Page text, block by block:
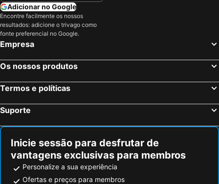
Adicionar no Google
Encontre facilmente os nossos
resultados: adicione o trivago como
fonte preferencial no Google.
Empresa
Os nossos produtos
Termos e políticas
Suporte
Inicie sessão para desfrutar de
vantagens exclusivas para membros
Personalize a sua experiência
Ofertas e preços para membros